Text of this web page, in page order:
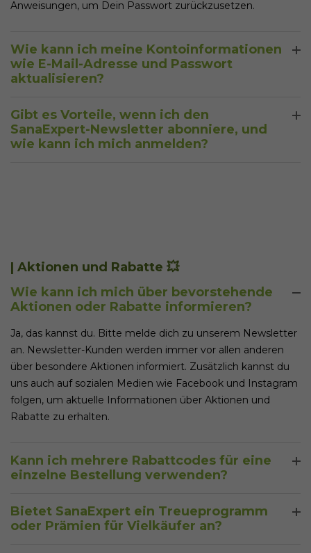
Anweisungen, um Dein Passwort zurückzusetzen.
Wie kann ich meine Kontoinformationen
wie E-Mail-Adresse und Passwort
aktualisieren?
Adresse und Passwort, zu aktualisieren, befolgst du diese
Schritte: Klicke auf das Symbol in der oberen rechten Ecke
Gibt es Vorteile, wenn ich den
SanaExpert-Newsletter abonniere, und
wie kann ich mich anmelden?
| Aktionen und Rabatte 💥
Wie kann ich mich über bevorstehende
Aktionen oder Rabatte informieren?
Ja, das kannst du. Bitte melde dich zu unserem Newsletter
an. Newsletter-Kunden werden immer vor allen anderen
über besondere Aktionen informiert. Zusätzlich kannst du
uns auch auf sozialen Medien wie Facebook und Instagram
folgen, um aktuelle Informationen über Aktionen und
Rabatte zu erhalten.
Kann ich mehrere Rabattcodes für eine
einzelne Bestellung verwenden?
und wird bei Versand detailliert beschrieben, so dass du
Bietet SanaExpert ein Treueprogramm
oder Prämien für Vielkäufer an?